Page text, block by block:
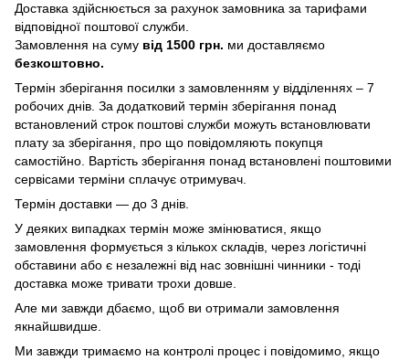
Доставка здійснюється за рахунок замовника за тарифами
відповідної поштової служби.
Замовлення на суму від 1500 грн. ми доставляємо
безкоштовно.
Термін зберігання посилки з замовленням у відділеннях – 7
робочих днів. За додатковий термін зберігання понад
встановлений строк поштові служби можуть встановлювати
плату за зберігання, про що повідомляють покупця
самостійно. Вартість зберігання понад вcтановлені поштовими
сервісами терміни сплачує отримувач.
Термін доставки — до 3 днів.
У деяких випадках термін може змінюватися, якщо
замовлення формується з кількох складів, через логістичні
обставини або є незалежні від нас зовнішні чинники - тоді
доставка може тривати трохи довше.
Але ми завжди дбаємо, щоб ви отримали замовлення
якнайшвидше.
Ми завжди тримаємо на контролі процес і повідомимо, якщо